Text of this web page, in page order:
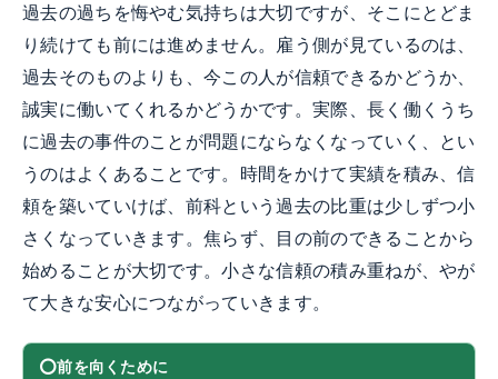
過去の過ちを悔やむ気持ちは大切ですが、そこにとどま
り続けても前には進めません。雇う側が見ているのは、
過去そのものよりも、今この人が信頼できるかどうか、
誠実に働いてくれるかどうかです。実際、長く働くうち
に過去の事件のことが問題にならなくなっていく、とい
うのはよくあることです。時間をかけて実績を積み、信
頼を築いていけば、前科という過去の比重は少しずつ小
さくなっていきます。焦らず、目の前のできることから
始めることが大切です。小さな信頼の積み重ねが、やが
て大きな安心につながっていきます。
前を向くために